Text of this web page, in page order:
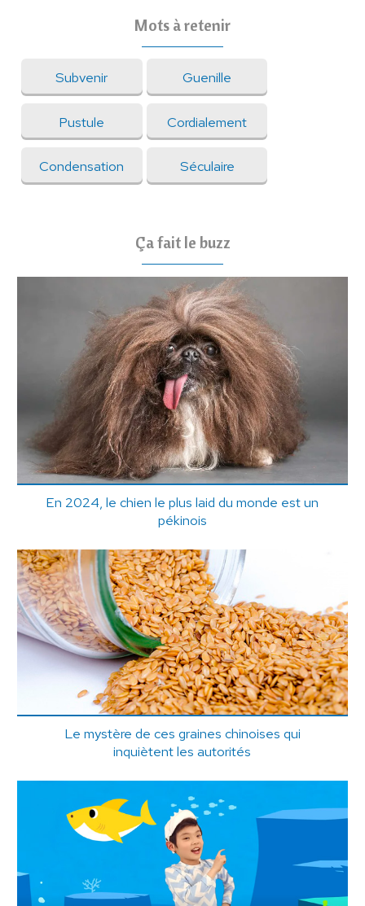
Mots à retenir
Subvenir Guenille
Pustule Cordialement
Condensation Séculaire
Ça fait le buzz
En 2024, le chien le plus laid du monde est un
pékinois
Le mystère de ces graines chinoises qui
inquiètent les autorités